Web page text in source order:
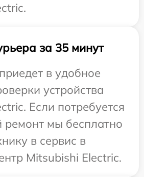
за 35 минут
в удобное
устройства
Если потребуется
ремонт мы бесплатно
в сервис в
Mitsubishi Electric.